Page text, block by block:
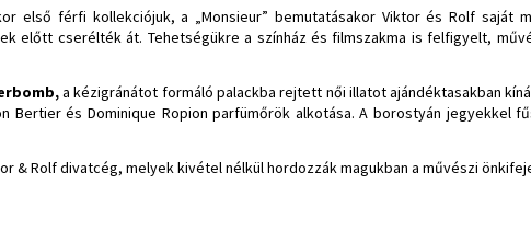
első férfi kollekciójuk, a „Monsieur” bemutatásakor Viktor és Rolf saját
előtt cserélték át. Tehetségükre a színház és filmszakma is felfigyelt,
,a kézigránátot formáló palackba rejtett női illatot ajándéktasakban
Bertier és Dominique Ropion parfümőrök alkotása. A borostyán jegyekkel
& Rolf divatcég, melyek kivétel nélkül hordozzák magukban a művészi